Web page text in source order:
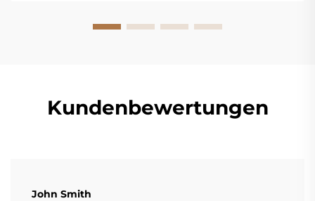
Kundenbewertungen
John Smith